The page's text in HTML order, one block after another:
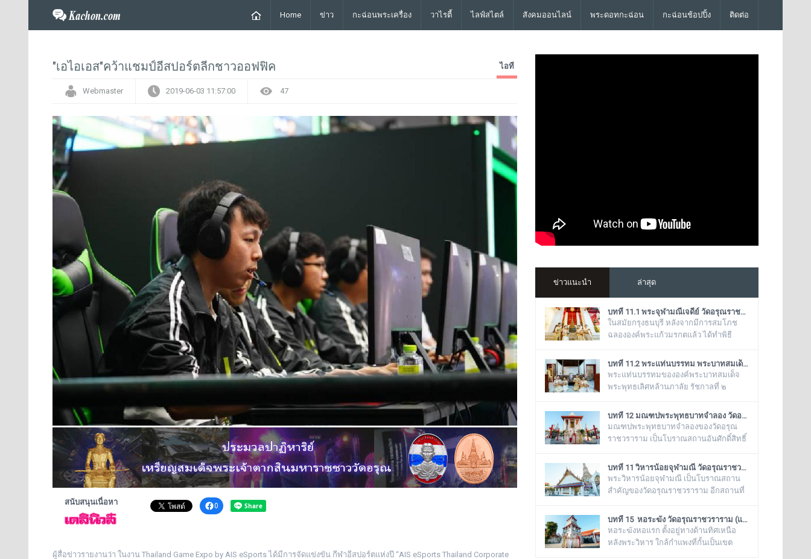
Home ข่าว กะฉ่อนพระเครื่อง วาไรตี้ ไลฟ์สไตล์ สังคมออนไลน์ พระดอทกะฉ่อน กะฉ่อนช้อปปิ้ง ติดต่อ
"เอไอเอส"คว้าแชมป์อีสปอร์ตลีกชาวออฟฟิค ไอที
Webmaster 2019-06-03 11:57:00 47
สนับสนุนเนื่อหา 0
ผู้สื่อข่าวรายงานว่า ในงาน Thailand Game Expo by AIS eSports ได้มีการจัดแข่งขัน กีฬาอีสปอร์ตแห่งปี “AIS eSports Thailand Corporate
ข่าวแนะนำ ล่าสุด
บทที่ 11.1 พระจุฬามณีเจดีย์ วัดอรุณราชวราราม (แอพเดียวเที่ยวทั่ววัดอรุณ)
ในสมัยกรุงธนบุรี หลังจากมีการสมโภช
ฉลององค์พระแก้วมรกตแล้ว ได้ทำพิธี
แห่งนี้ ในสมัยรัชกาลที่ ๕ ยังเรียกพระวิหาร
แห่งนี้ว่า “วิหารพระแก้ว” อยู่ตลอดมา จน
ต่อมาชาวบ้านได้เรียกเพี้ยนกันไปว่า
ราชวราราม ที่ชาวบ้านในละแวกนี้ให้
ความเคารพศรัทธาตั้งแต่ครั้งอดีตกาลจวบ
จนมาถึงยุคปัจ
บทที่ 11.2 พระแท่นบรรทม พระบาทสมเด็จพระพุทธเลิศหล้านภาลัย รัชกาลที่ ๒ วัดอรุณราชวราราม (แอพเดียวเที่ยวทั่ววัดอรุณ)
พระแท่นบรรทมขององค์พระบาทสมเด็จ
พระพุทธเลิศหล้านภาลัย รัชกาลที่ ๒
ราชวราราม เป็นพระแท่นบรรทมเก่าแก่
โบราณที่มีลวดลายแกะสลักงดงาม เป็น
ของดั้งเดิมที่มีอยู่คู่กับวัดอรุณราชวราราม
๒ พระองค์ยังทรงครองพระยศที่ สมเด็จ
พระเจ้าลูกยาเธอ ได้เสด็จมาประทับอยู่ที่
พระราชวังเดิมกรุงธนบุรี
บทที่ 12 มณฑปพระพุทธบาทจำลอง วัดอรุณราชวราราม (แอพเดียวเที่ยวทั่ววัดอรุณ)
มณฑปพระพุทธบาทจำลองของวัดอรุณ
ราชวราราม เป็นโบราณสถานอันศักดิ์สิทธิ์
อรุณราชวรารามและชาวบ้านในละแวกนี้
ตั้งอยู่ระหว่างพระเจดีย์ย่อเหลี่ยมไม้ยี่สิบ ๔
องค์ กับพระวิหารใหญ่วัดอรุณราชวราราม
ฐานทักษิณ ๒ ชั้น สร้างขึ้นในรัชสมัย
พระบาทสมเด็จพระนั่งเกล้าเจ้าอยู่หัว
รัชกาลที่ ๓
บทที่ 11 วิหารน้อยจุฬามณี วัดอรุณราชวราราม (แอพเดียวเที่ยวทั่ววัดอรุณ)
พระวิหารน้อยจุฬามณี เป็นโบราณสถาน
สำคัญของวัดอรุณราชวราราม อีกสถานที่
วิหารแห่งนี้ เคยเป็นที่ประดิษฐาน พระพุทธ
มหามณีรัตนปฏิมากร หรือ พระแก้วมรกต
ก่อนจะทำพิธีอัญเชิญ ย้ายไปประดิษฐาน
บทที่ 15 หอระฆัง วัดอรุณราชวราราม (แอพเดียวเที่ยวทั่ววัดอรุณ)
หอระฆังหอแรก ตั้งอยู่ทางด้านทิศเหนือ
หลังพระวิหาร ใกล้กำแพงที่กั้นเป็นเขต